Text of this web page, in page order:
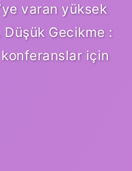
varan yüksek
Düşük Gecikme :
için